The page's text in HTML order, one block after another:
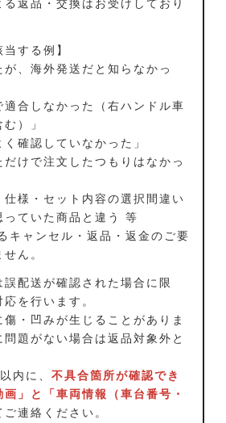
る返品・交換はお受けしており
する例】
が、海外発送だと知らなかっ
適合しなかった（右ハンドル車
）」
く確認していなかった」
だけで注文したつもりはなかっ
様・セット内容の選択間違い
っていた商品と違う 等
キャンセル・返品・返金のご要
ん。
誤配送が確認された場合に限
を行います。
傷・凹みが生じることがありま
題がない場合は返品対象外と
内に、 不具合箇所が確認でき
」と「車両情報（車台番号・
ご連絡ください。